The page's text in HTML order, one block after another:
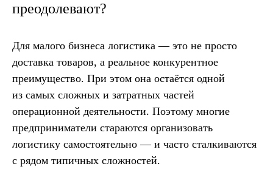
преодолевают?
Для малого бизнеса логистика — это не просто
доставка товаров, а реальное конкурентное
преимущество. При этом она остаётся одной
из самых сложных и затратных частей
операционной деятельности. Поэтому многие
предприниматели стараются организовать
логистику самостоятельно — и часто сталкиваются
с рядом типичных сложностей.